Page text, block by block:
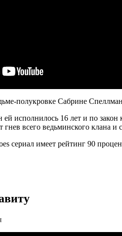
полукровке Сабрине
ей исполнилось 16 лет и по
гнев всего ведьминского клана и
сериал имеет рейтинг 90